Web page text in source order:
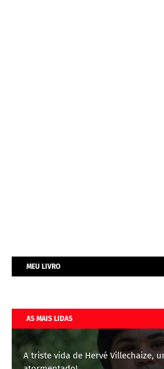
MEU LIVRO
AS MAIS LIDAS
A triste vida de Hervé Villechaize,